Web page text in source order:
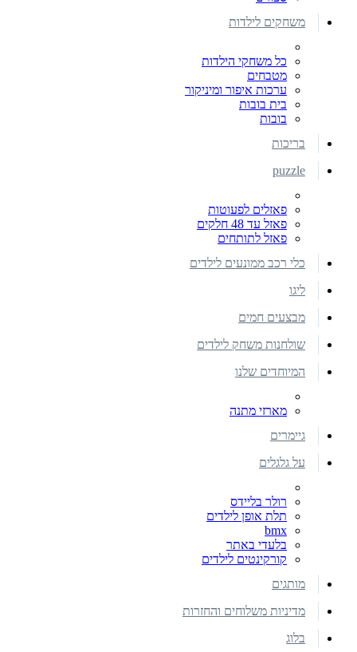
משחקים לילדות
כל משחקי הילדות
מטבחים
ערכות איפור ומיניקור
בית בובות
בובות
בריכות
puzzle
פאזלים לפעוטות
פאזל עד 48 חלקים
פאזל לתותחים
כלי רכב ממונעים לילדים
ליגו
מבצעים חמים
שולחנות משחק לילדים
המיוחדים שלנו
מארזי מתנה
גיימרים
על גלגלים
רולר בליידס
תלת אופן לילדים
bmx
בלעדי באתר
קורקינטים לילדים
מותגים
מדיניות משלוחים והחזרות
בלוג